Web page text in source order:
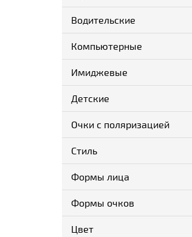
Водительские
Компьютерные
Имиджевые
Детские
Очки с поляризацией
Стиль
Формы лица
Формы очков
Цвет